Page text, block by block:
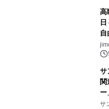
高
自
サ
ー
れ
サ